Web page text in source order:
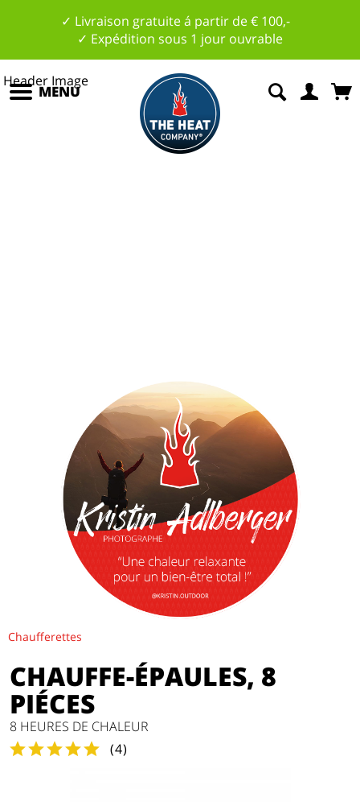
✓ Livraison gratuite á partir de € 100,-
✓ Expédition sous 1 jour ouvrable
MENU
Chaufferettes
CHAUFFE-ÉPAULES, 8
PIÉCES
8 HEURES DE CHALEUR
(4)